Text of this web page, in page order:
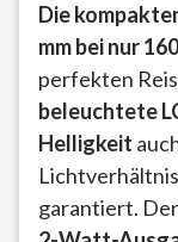
Die
mm bei nur
perfekten
beleuchtete
Helligkeit
garantiert. Der